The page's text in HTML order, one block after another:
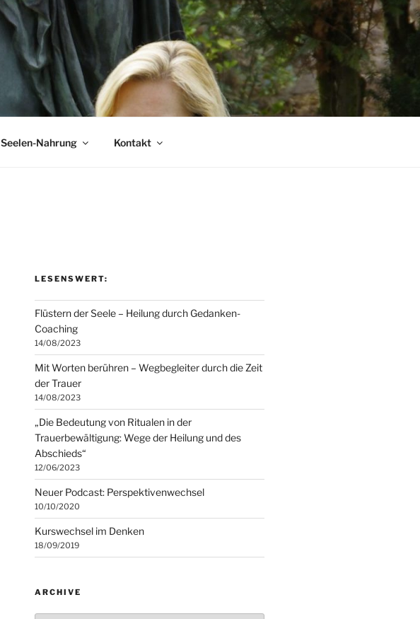
Seelen-Nahrung Kontakt
LESENSWERT:
Flüstern der Seele – Heilung durch Gedanken-
Coaching
14/08/2023
Mit Worten berühren – Wegbegleiter durch die Zeit
der Trauer
14/08/2023
„Die Bedeutung von Ritualen in der
Trauerbewältigung: Wege der Heilung und des
Abschieds“
12/06/2023
Neuer Podcast: Perspektivenwechsel
10/10/2020
Kurswechsel im Denken
18/09/2019
ARCHIVE